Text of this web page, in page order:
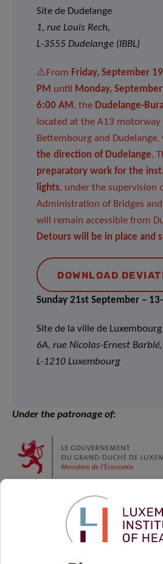
Site de Dudelange
1, rue Louis Rech,
L-3555 Dudelange (IBBL)
⚠️From Friday, September
PM until
Monday,
6:00 AM , the Dudelange-
located at the A13 motorway
Bettembourg and Dudelange,
the direction of Dudelange.
preparatory work for the
lights, under the supervision
Administration of Bridges and
will remain accessible from
Detours will be in place and
DOWNLOAD
Sunday 21st September –
Site de la ville de Luxembourg
6A, rue Nicolas-Ernest Barblé,
L-1210 Luxembourg
Under the patronage of: